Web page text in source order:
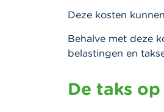
Deze kosten
Behalve met deze
belastingen en
De taks